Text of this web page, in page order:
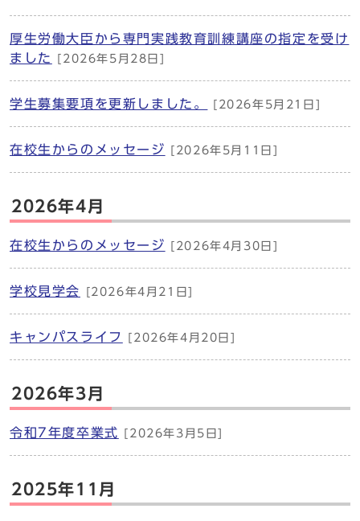
厚生労働大臣から専門実践教育訓練講座の指定を受け
ました
[2026年5月28日]
学生募集要項を更新しました。 [2026年5月21日]
在校生からのメッセージ [2026年5月11日]
2026年4月
在校生からのメッセージ [2026年4月30日]
学校見学会 [2026年4月21日]
キャンパスライフ [2026年4月20日]
2026年3月
令和7年度卒業式 [2026年3月5日]
2025年11月